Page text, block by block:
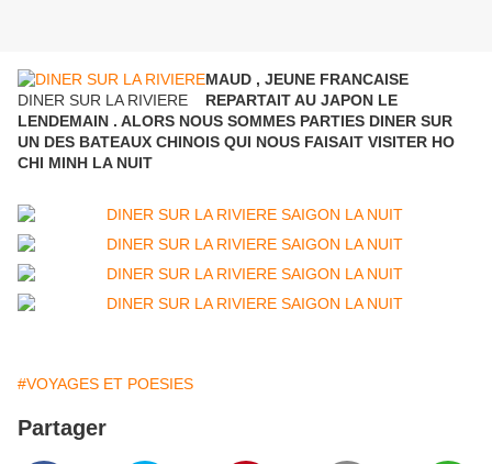
DINER SUR LA RIVIERE
MAUD , JEUNE FRANCAISE
REPARTAIT AU JAPON LE
LENDEMAIN . ALORS NOUS SOMMES PARTIES DINER SUR
UN DES BATEAUX CHINOIS QUI NOUS FAISAIT VISITER HO
CHI MINH LA NUIT
#VOYAGES ET POESIES
Partager